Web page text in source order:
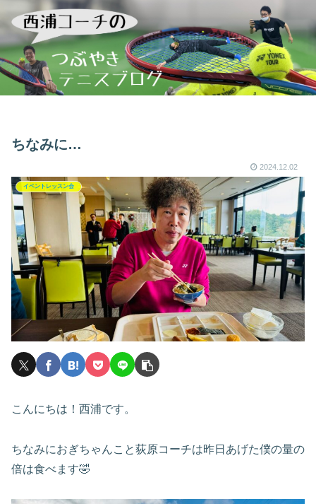
ちなみに…
2024.12.02
イベントレッスン会
こんにちは！西浦です。
ちなみにおぎちゃんこと荻原コーチは昨日あげた僕の量の
倍は食べます🤣